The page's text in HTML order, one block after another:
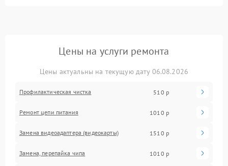
Цены на услуги ремонта
Цены актуальны на текущую дату 06.08.2026
Профилактическая чистка 510 р
Ремонт цепи питания 1010 р
Замена видеоадаптера (видеокарты) 1510 р
Замена, перепайка чипа 1010 р